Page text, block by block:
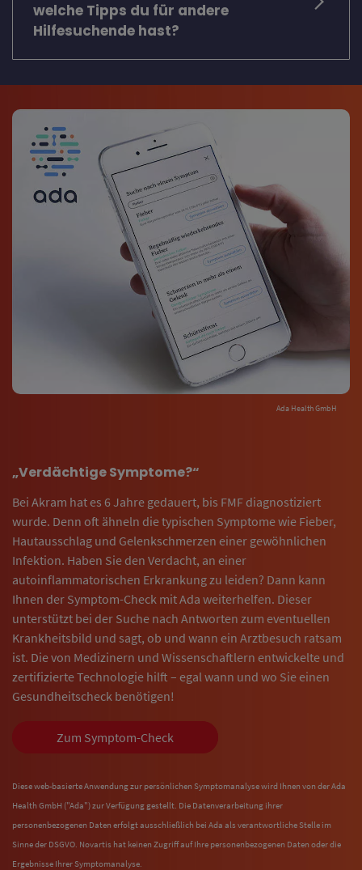
welche Tipps du für andere
Hilfesuchende hast?
Ada Health GmbH
„Verdächtige Symptome?“
Bei Akram hat es 6 Jahre gedauert, bis FMF diagnostiziert
wurde. Denn oft ähneln die typischen Symptome wie Fieber,
Hautausschlag und Gelenkschmerzen einer gewöhnlichen
Infektion. Haben Sie den Verdacht, an einer
autoinflammatorischen Erkrankung zu leiden? Dann kann
Ihnen der Symptom-Check mit Ada weiterhelfen. Dieser
unterstützt bei der Suche nach Antworten zum eventuellen
Krankheitsbild und sagt, ob und wann ein Arztbesuch ratsam
ist. Die von Medizinern und Wissenschaftlern entwickelte und
zertifizierte Technologie hilft – egal wann und wo Sie einen
Gesundheitscheck benötigen!
Zum Symptom-Check
Diese web-basierte Anwendung zur persönlichen Symptomanalyse wird Ihnen von der Ada
Health GmbH ("Ada") zur Verfügung gestellt. Die Datenverarbeitung ihrer
personenbezogenen Daten erfolgt ausschließlich bei Ada als verantwortliche Stelle im
Sinne der DSGVO. Novartis hat keinen Zugriff auf Ihre personenbezogenen Daten oder die
Ergebnisse Ihrer Symptomanalyse.